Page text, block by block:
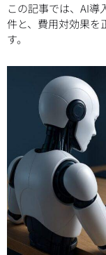
この記事では、AI導
件と、費用対効果を
す。